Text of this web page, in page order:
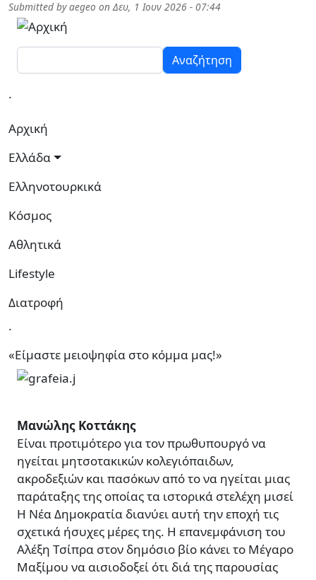
Παράκαμψη προς το κυρίως περιεχόμενο
Submitted byaegeo onΔευ, 1 Ιουν 2026 - 07:44
Αναζήτηση
.
Κεντρική πλοήγηση
Αρχική
Ελλάδα
Ελληνοτουρκικά
Κόσμος
Αθλητικά
Lifestyle
Διατροφή
.
«Είμαστε μειοψηφία στο κόμμα μας!»
Μανώλης Κοττάκης
Είναι προτιμότερο για τον πρωθυπουργό να
ηγείται μητσοτακικών κολεγιόπαιδων,
ακροδεξιών και πασόκων από το να ηγείται μιας
παράταξης της οποίας τα ιστορικά στελέχη μισεί
Η Νέα Δημοκρατία διανύει αυτή την εποχή τις
σχετικά ήσυχες μέρες της. Η επανεμφάνιση του
Αλέξη Τσίπρα στον δημόσιο βίο κάνει το Μέγαρο
Μαξίμου να αισιοδοξεί ότι διά της παρουσίας